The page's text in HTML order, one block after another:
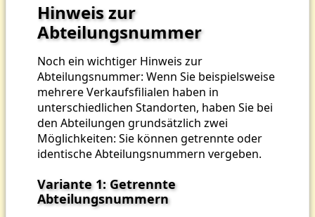
Hinweis zur
Abteilungsnummer
Noch ein wichtiger Hinweis zur
Abteilungsnummer: Wenn Sie beispielsweise
mehrere Verkaufsfilialen haben in
unterschiedlichen Standorten, haben Sie bei
den Abteilungen grundsätzlich zwei
Möglichkeiten: Sie können getrennte oder
identische Abteilungsnummern vergeben.
Variante 1: Getrennte
Abteilungsnummern